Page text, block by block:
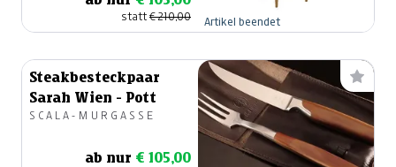
statt€ 210,00 Artikel beendet
Steakbesteckpaar
Sarah Wien - Pott
SCALA-MURGASSE
ab nur € 105,00